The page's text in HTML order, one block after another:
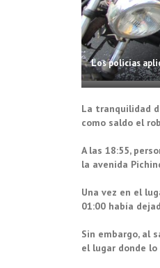
Los policías
La tranquilidad
como saldo el
A las 18:55,
la avenida
Una vez en el
01:00 había
Sin embargo, al
el lugar donde